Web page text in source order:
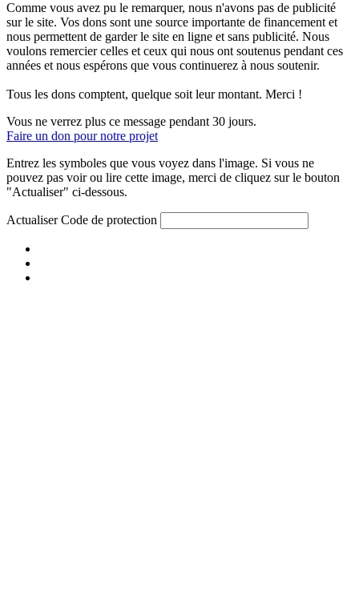
Comme vous avez pu le remarquer, nous n'avons pas de publicité
sur le site. Vos dons sont une source importante de financement et
nous permettent de garder le site en ligne et sans publicité. Nous
voulons remercier celles et ceux qui nous ont soutenus pendant ces
années et nous espérons que vous continuerez à nous soutenir.
Tous les dons comptent, quelque soit leur montant. Merci !
Vous ne verrez plus ce message pendant 30 jours.
Faire un don pour notre projet
Entrez les symboles que vous voyez dans l'image. Si vous ne
pouvez pas voir ou lire cette image, merci de cliquez sur le bouton
"Actualiser" ci-dessous.
Actualiser Code de protection